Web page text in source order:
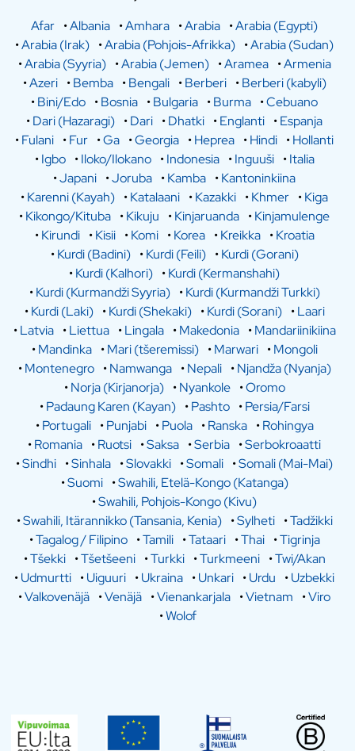
Afar •Albania •Amhara •Arabia •Arabia (Egypti)
•Arabia (Irak) •Arabia (Pohjois-Afrikka) •Arabia (Sudan)
•Arabia (Syyria) •Arabia (Jemen) •Aramea •Armenia
•Azeri •Bemba •Bengali •Berberi •Berberi (kabyli)
•Bini/Edo •Bosnia •Bulgaria •Burma •Cebuano
•Dari (Hazaragi) •Dari •Dhatki •Englanti •Espanja
•Fulani •Fur •Ga •Georgia •Heprea •Hindi •Hollanti
•Igbo •Iloko/Ilokano •Indonesia •Inguuši •Italia
•Japani •Joruba •Kamba •Kantoninkiina
•Karenni (Kayah) •Katalaani •Kazakki •Khmer •Kiga
•Kikongo/Kituba •Kikuju •Kinjaruanda •Kinjamulenge
•Kirundi •Kisii •Komi •Korea •Kreikka •Kroatia
•Kurdi (Badini) •Kurdi (Feili) •Kurdi (Gorani)
•Kurdi (Kalhori) •Kurdi (Kermanshahi)
•Kurdi (Kurmandži Syyria) •Kurdi (Kurmandži Turkki)
•Kurdi (Laki) •Kurdi (Shekaki) •Kurdi (Sorani) •Laari
•Latvia •Liettua •Lingala •Makedonia •Mandariinikiina
•Mandinka •Mari (tšeremissi) •Marwari •Mongoli
•Montenegro •Namwanga •Nepali •Njandža (Nyanja)
•Norja (Kirjanorja) •Nyankole •Oromo
•Padaung Karen (Kayan) •Pashto •Persia/Farsi
•Portugali •Punjabi •Puola •Ranska •Rohingya
•Romania •Ruotsi •Saksa •Serbia •Serbokroaatti
•Sindhi •Sinhala •Slovakki •Somali •Somali (Mai-Mai)
•Suomi •Swahili, Etelä-Kongo (Katanga)
•Swahili, Pohjois-Kongo (Kivu)
•Swahili, Itärannikko (Tansania, Kenia) •Sylheti •Tadžikki
•Tagalog / Filipino •Tamili •Tataari •Thai •Tigrinja
•Tšekki •Tšetšeeni •Turkki •Turkmeeni •Twi/Akan
•Udmurtti •Uiguuri •Ukraina •Unkari •Urdu •Uzbekki
•Valkovenäjä •Venäjä •Vienankarjala •Vietnam •Viro
•Wolof